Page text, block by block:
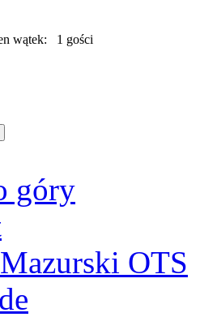
wątek: 1 gości
góry
OTS